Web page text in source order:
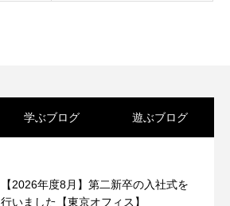
学ぶブログ 遊ぶブログ
【2026年度8月】第二新卒の入社式を
行いました【東京オフィス】